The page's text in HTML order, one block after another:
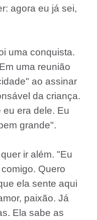
agora eu já sei,
uma conquista.
uma reunião
ao assinar
da criança.
era dele. Eu
grande".
ir além. "Eu
Quero
ela sente aqui
paixão. Já
Ela sabe as